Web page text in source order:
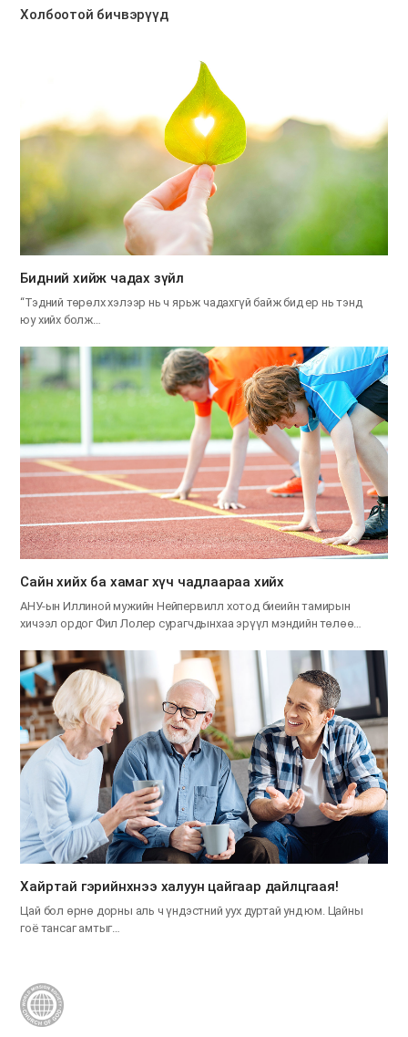
Холбоотой бичвэрүүд
​Бидний хийж чадах зүйл
“Тэдний төрөлх хэлээр нь ч ярьж чадахгүй байж бид ер нь тэнд
юу хийх болж…
Сайн хийх ба хамаг хүч чадлаараа хийх
АНУ-ын Иллиной мужийн Нейпервилл хотод биеийн тамирын
хичээл ордог Фил Лолер сурагчдынхаа эрүүл мэндийн төлөө…
Хайртай гэрийнхнээ халуун цайгаар дайлцгаая!
Цай бол өрнө дорны аль ч үндэстний уух дуртай унд юм. Цайны
гоё тансаг амтыг…